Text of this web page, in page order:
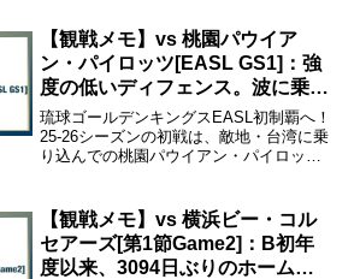
じたことや、印象に残ったこと、あんな
ことや、こんなことを、振り返り用の観
戦メモとしてまとめました。
【観戦メモ】vs 桃園パウイア
ン・パイロッツ[EASL GS1]：強
度の低いディフェンス。波に乗れ
ないオフェンス。
琉球ゴールデンキングスEASL初制覇へ！
25-26シーズンの初戦は、敵地・台湾に乗
り込んでの桃園パウイアン・パイロッツ
て、感じたことや、印象に残ったこと、
あんなことや、こんなことを、振り返り
用の観戦メモとしてまとめました。
【観戦メモ】vs 横浜ビー・コル
セアーズ[第1節Game2]：B初年
度以来、3094日ぶりのホーム連